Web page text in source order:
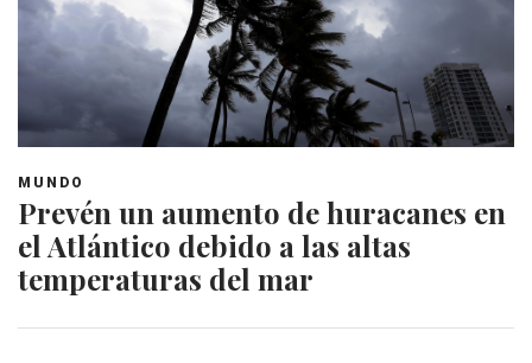
MUNDO
Prevén un aumento de huracanes en
el Atlántico debido a las altas
temperaturas del mar